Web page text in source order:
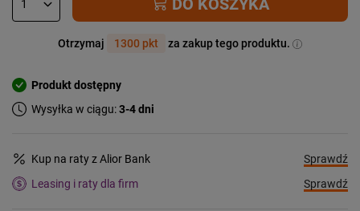
Otrzymaj 1300 pkt za zakup tego produktu.
Produkt dostępny
Wysyłka w ciągu:3-4 dni
Kup na raty z Alior Bank
Sprawdź
Leasing i raty dla firm
Sprawdź